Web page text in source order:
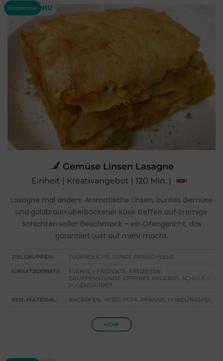
Gemüse Linsen Lasagne
Einheit | Kreativangebot | 120 Min. |
Lasagne mal anders: Aromatische Linsen, buntes Gemüse
und goldbraun überbackener Käse treffen auf cremige
Schichten voller Geschmack – ein Ofengericht, das
garantiert Lust auf mehr macht.
ZIELGRUPPEN: JUGENDLICHE, JUNGE ERWACHSENE
EINSATZGEBIETE:
EVENTS + PROJEKTE, FREIZEITEN,
GRUPPENSTUNDE, OFFENES ANGEBOT, SCHULE +
JUGENDARBEIT
BEN. MATERIAL: BACKOFEN, HERD, TOPF, PFANNE, HOBEL/RASPEL
MEHR